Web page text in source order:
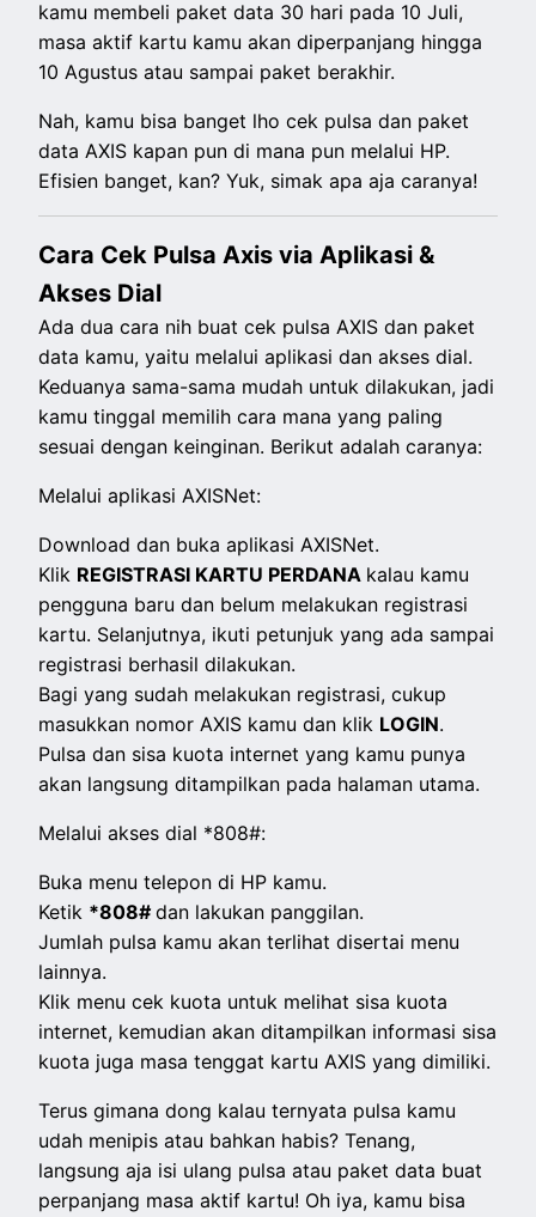
kamu membeli paket data 30 hari pada 10 Juli,
masa aktif kartu kamu akan diperpanjang hingga
10 Agustus atau sampai paket berakhir.
Nah, kamu bisa banget lho cek pulsa dan paket
data AXIS kapan pun di mana pun melalui HP.
Efisien banget, kan? Yuk, simak apa aja caranya!
Cara Cek Pulsa Axis via Aplikasi &
Akses Dial
Ada dua cara nih buat cek pulsa AXIS dan paket
data kamu, yaitu melalui aplikasi dan akses dial.
Keduanya sama-sama mudah untuk dilakukan, jadi
kamu tinggal memilih cara mana yang paling
sesuai dengan keinginan. Berikut adalah caranya:
Melalui aplikasi AXISNet:
Download dan buka aplikasi AXISNet.
Klik REGISTRASI KARTU PERDANA kalau kamu
pengguna baru dan belum melakukan registrasi
kartu. Selanjutnya, ikuti petunjuk yang ada sampai
registrasi berhasil dilakukan.
Bagi yang sudah melakukan registrasi, cukup
masukkan nomor AXIS kamu dan klik LOGIN.
Pulsa dan sisa kuota internet yang kamu punya
akan langsung ditampilkan pada halaman utama.
Melalui akses dial *808#:
Buka menu telepon di HP kamu.
Ketik *808#dan lakukan panggilan.
Jumlah pulsa kamu akan terlihat disertai menu
lainnya.
Klik menu cek kuota untuk melihat sisa kuota
internet, kemudian akan ditampilkan informasi sisa
kuota juga masa tenggat kartu AXIS yang dimiliki.
Terus gimana dong kalau ternyata pulsa kamu
udah menipis atau bahkan habis? Tenang,
langsung aja isi ulang pulsa atau paket data buat
perpanjang masa aktif kartu! Oh iya, kamu bisa